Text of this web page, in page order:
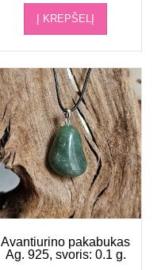
Į KREPŠELĮ
Avantiurino pakabukas
Ag. 925, svoris: 0.1 g.